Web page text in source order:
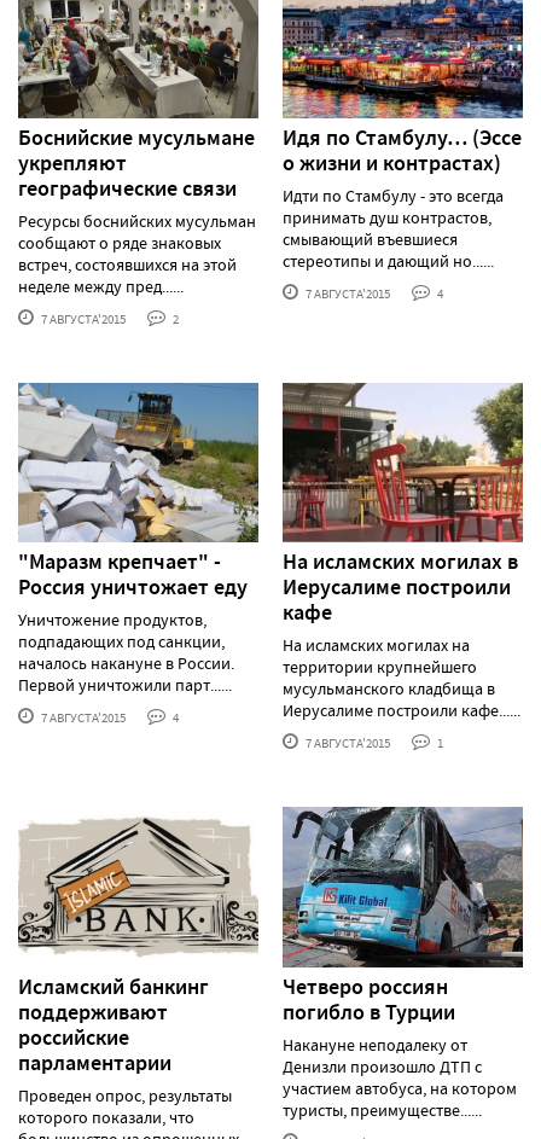
Боснийские мусульмане
укрепляют
географические связи
Ресурсы боснийских мусульман
сообщают о ряде знаковых
встреч, состоявшихся на этой
неделе между пред......
7 АВГУСТА'2015 2
Идя по Стамбулу… (Эссе
о жизни и контрастах)
Идти по Стамбулу - это всегда
принимать душ контрастов,
смывающий въевшиеся
стереотипы и дающий но......
7 АВГУСТА'2015 4
"Маразм крепчает" -
Россия уничтожает еду
Уничтожение продуктов,
подпадающих под санкции,
началось накануне в России.
Первой уничтожили парт......
7 АВГУСТА'2015 4
На исламских могилах в
Иерусалиме построили
кафе
На исламских могилах на
территории крупнейшего
мусульманского кладбища в
Иерусалиме построили кафе......
7 АВГУСТА'2015 1
Исламский банкинг
поддерживают
российские
парламентарии
Проведен опрос, результаты
которого показали, что
Четверо россиян
погибло в Турции
Накануне неподалеку от
Денизли произошло ДТП с
участием автобуса, на котором
туристы, преимуществе......